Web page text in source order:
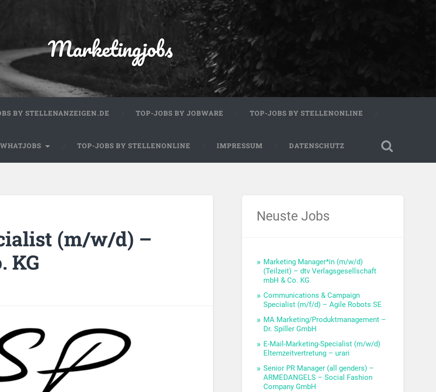
Marketingjobs
BY STELLENANZEIGEN.DE TOP-JOBS BY JOBWARE TOP-JOBS BY STELLENONLINE
TOP-JOBS BY STELLENONLINE IMPRESSUM DATENSCHUTZ
(m/w/d) –
KG
Neuste Jobs
Marketing Manager*in (m/w/d)
(Teilzeit) – dtv Verlagsgesellschaft
mbH & Co. KG
Communications & Campaign
Specialist (m/f/d) – Agile Robots SE
MA Marketing/Produktmanagement –
Dr. Spiller GmbH
E-Mail-Marketing-Specialist (m/w/d)
Elternzeitvertretung – urari
Senior PR Manager (all genders) –
ARMEDANGELS – Social Fashion
Company GmbH